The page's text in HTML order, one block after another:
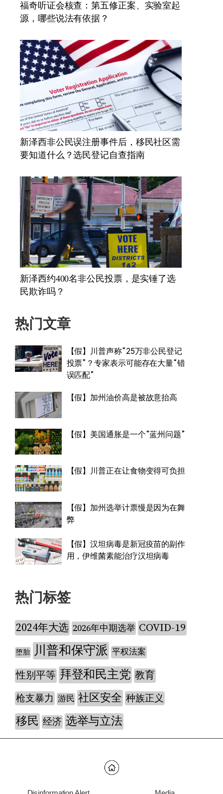
福奇听证会核查：第五修正案、实验室起
源，哪些说法有依据？
新泽西非公民误注册事件后，移民社区需
要知道什么？选民登记自查指南
新泽西约400名非公民投票，是实锤了选
民欺诈吗？
热门文章
【假】川普声称“25万非公民登记
投票”？专家表示可能存在大量“错
误匹配”
【假】加州油价高是被故意抬高
【假】美国通胀是一个“蓝州问题”
【假】川普正在让食物变得可负担
【假】加州选举计票慢是因为在舞
弊
【假】汉坦病毒是新冠疫苗的副作
用，伊维菌素能治疗汉坦病毒
热门标签
2024年大选 2026年中期选举 COVID-19
堕胎 川普和保守派 平权法案
性别平等 拜登和民主党 教育
枪支暴力 游民 社区安全 种族正义
移民 经济 选举与立法